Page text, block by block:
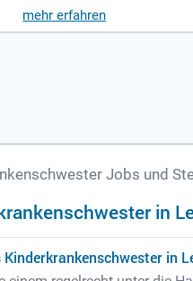
mehr erfahren
Jobs und
in
in